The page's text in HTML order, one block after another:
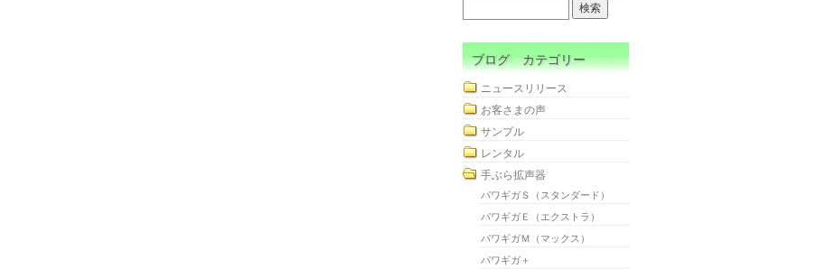
ブログ カテゴリー
ニュースリリース
お客さまの声
サンプル
レンタル
手ぶら拡声器
パワギガＳ（スタンダード）
パワギガＥ（エクストラ）
パワギガＭ（マックス）
パワギガ＋